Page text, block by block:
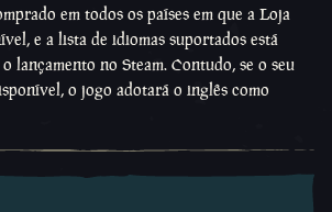
em todos os países em que a Loja
e a lista de idiomas suportados está
lançamento no Steam. Contudo, se o seu
o jogo adotará o inglês como